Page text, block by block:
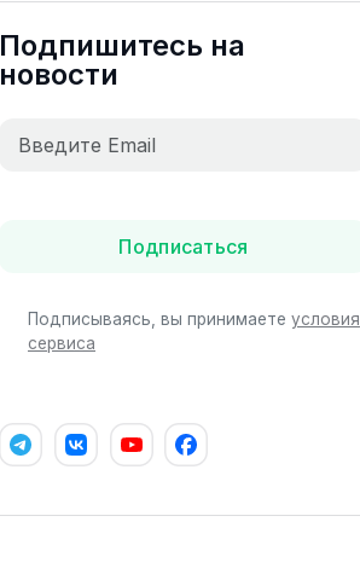
Подпишитесь на
новости
Подписаться
Подписываясь, вы принимаете условия
сервиса